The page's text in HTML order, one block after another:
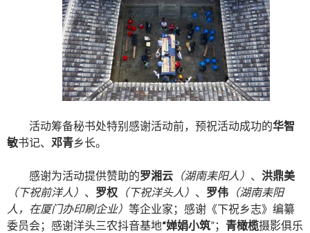
活动筹备秘书处特别感谢活动前，预祝活动成功的华智
敏书记、 邓青乡长。
感谢为活动提供赞助的罗湘云 （湖南耒阳人） 、 洪鼎美
（下祝前洋人） 、 罗权 （下祝洋头人） 、 罗伟 （湖南耒阳
人，在厦门办印刷企业） 等企业家；感谢《下祝乡志》编纂
委员会；感谢洋头三农抖音基地“婵娟小筑”； 青橄榄摄影俱乐